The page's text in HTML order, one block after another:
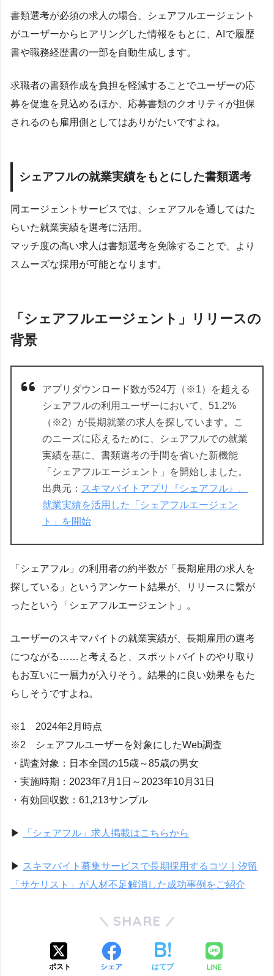
書類選考が必須の求人の場合、シェアフルエージェント
がユーザーからヒアリングした情報をもとに、AIで履歴
書や職務経歴書の一部を自動生成します。
求職者の書類作成を負担を軽減することでユーザーの応
募を促進を見込めるほか、応募書類のクオリティが担保
されるのも雇用側としてはありがたいですよね。
シェアフルの就業実績をもとにした書類選考
同エージェントサービスでは、シェアフルを通してはた
らいた就業実績を選考に活用。
マッチ度の高い求人は書類選考を免除することで、より
スムーズな採用が可能となります。
「シェアフルエージェント」リリースの
背景
アプリダウンロード数が524万（※1）を超える
シェアフルの利用ユーザーにおいて、51.2%
（※2）が長期就業の求人を探しています。こ
のニーズに応えるために、シェアフルでの就業
実績を基に、書類選考の手間を省いた新機能
「シェアフルエージェント」を開始しました。
出典元： スキマバイトアプリ『シェアフル』、
就業実績を活用した「シェアフルエージェン
ト」を開始
「シェアフル」の利用者の約半数が「長期雇用の求人を
探している」というアンケート結果が、リリースに繋が
ったという「シェアフルエージェント」。
ユーザーのスキマバイトの就業実績が、長期雇用の選考
につながる……と考えると、スポットバイトのやり取り
もお互いに一層力が入りそう。結果的に良い効果をもた
らしそうですよね。
※1 2024年2月時点
※2 シェアフルユーザーを対象にしたWeb調査
・調査対象：日本全国の15歳～85歳の男女
・実施時期：2023年7月1日～2023年10月31日
・有効回収数：61,213サンプル
▶︎ 「シェアフル」求人掲載はこちらから
▶︎ スキマバイト募集サービスで長期採用するコツ｜汐留
「サケリスト」が人材不足解消した成功事例をご紹介
SHARE
ポスト シェア はてブ LINE